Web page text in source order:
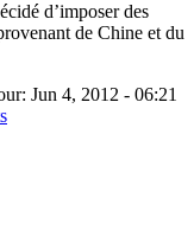
d’imposer des
de Chine et du
Jun 4, 2012 - 06:21